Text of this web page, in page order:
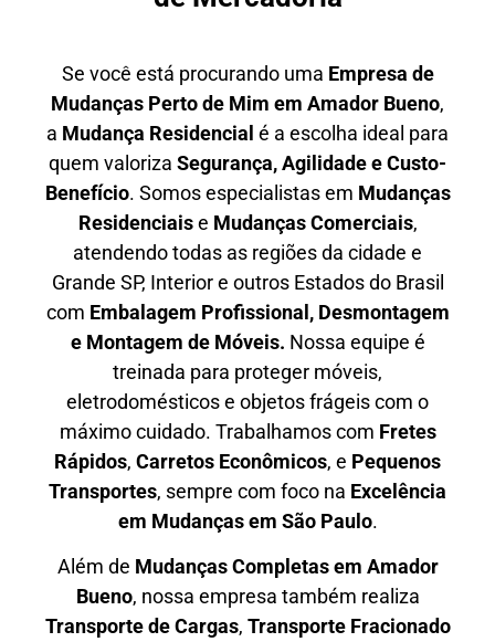
Se você está procurando uma Empresa de
Mudanças Perto de Mim em Amador Bueno,
a Mudança Residencial é a escolha ideal para
quem valoriza Segurança, Agilidade e Custo-
Benefício. Somos especialistas em Mudanças
Residenciaise Mudanças Comerciais,
atendendo todas as regiões da cidade e
Grande SP, Interior e outros Estados do Brasil
com Embalagem Profissional, Desmontagem
e Montagem de Móveis. Nossa equipe é
treinada para proteger móveis,
eletrodomésticos e objetos frágeis com o
máximo cuidado. Trabalhamos com Fretes
Rápidos, Carretos Econômicos, e Pequenos
Transportes, sempre com foco na Excelência
em Mudanças em São Paulo.
Além de Mudanças Completas em Amador
Bueno, nossa empresa também realiza
Transporte de Cargas, Transporte Fracionado